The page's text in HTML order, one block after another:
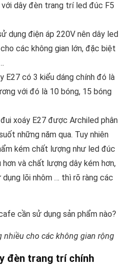
dây đèn trang trí led đúc F5
dụng điện áp 220V nên dây led
các không gian lớn, đặc biệt
E27 có 3 kiểu dáng chính đó là
với đó là 10 bóng, 15 bóng
xoáy E27 được Archiled phân
những năm qua. Tuy nhiên
kém chất lượng như led đúc
và chất lượng dây kém hơn,
lõi nhôm … thì rõ ràng các
nhiều cho các không gian rộng
đèn trang trí chính